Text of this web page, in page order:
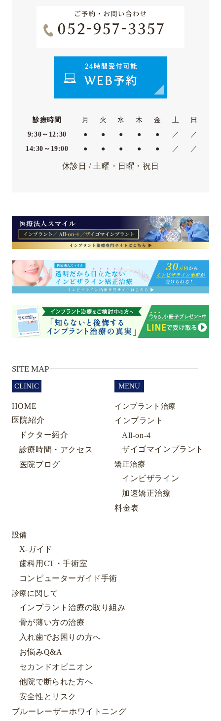
診療時間 月 火 水 木 金 土
日
9:30～12:30
● ● ● ● ● ／
／
14:30～19:00
● ● ● ● ● ／ ／
休診日 / 土曜・日曜・祝日
SITE MAP
CLINIC
HOME
医院紹介
ドクター紹介
診療時間・アクセス
医院ブログ
MENU
インプラント治療
インプラント
All-on-4
ザイゴマインプラント
矯正治療
インビザライン
加速矯正治療
料金表
設備
X-ガイド
歯科用CT・手術室
コンピューターガイド手術
診療に関して
インプラント治療の取り組み
骨が薄い方の治療
入れ歯でお困りの方へ
お悩みQ&A
セカンドオピニオン
他院で断られた方へ
安全性とリスク
ブルーレーザーホワイトニング